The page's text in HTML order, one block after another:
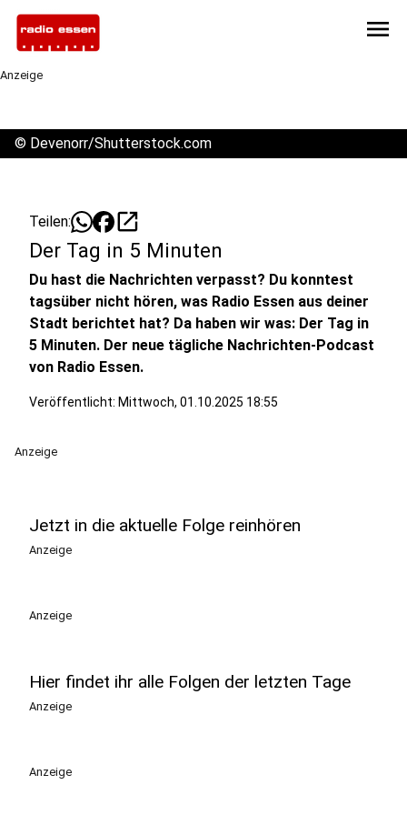
menu
Anzeige
© Devenorr/Shutterstock.com
Teilen: open_in_new
Der Tag in 5 Minuten
Du hast die Nachrichten verpasst? Du konntest
tagsüber nicht hören, was Radio Essen aus deiner
Stadt berichtet hat? Da haben wir was: Der Tag in
5 Minuten. Der neue tägliche Nachrichten-Podcast
von Radio Essen.
Veröffentlicht: Mittwoch, 01.10.2025 18:55
Anzeige
Jetzt in die aktuelle Folge reinhören
Anzeige
Anzeige
Hier findet ihr alle Folgen der letzten Tage
Anzeige
Anzeige